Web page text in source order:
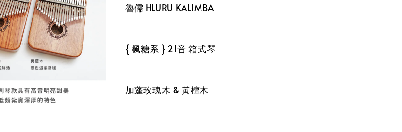
魯儒 HLURU KALIMBA
{ 楓糖系 } 21音 箱式琴
加蓬玫瑰木 & 黃檀木